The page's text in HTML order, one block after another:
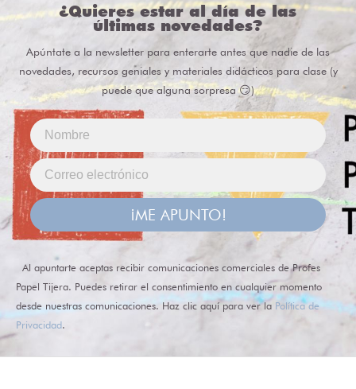
¿Quieres estar al día de las
últimas novedades?
Apúntate a la newsletter para enterarte antes que nadie de las
novedades, recursos geniales y materiales didácticos para clase (y
puede que alguna sorpresa 😏)
¡ME APUNTO!
Al apuntarte aceptas recibir comunicaciones comerciales de Profes
Papel Tijera. Puedes retirar el consentimiento en cualquier momento
desde nuestras comunicaciones. Haz clic aquí para ver la Política de
Privacidad.